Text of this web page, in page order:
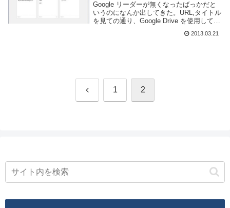
Google リーダーが無くなったばっかだと
いうのになんか出してきた。URL,タイトル
を見ての通り、Google Drive を使用してい
るようだ。Google Drive 経由で同期するオ
ンラインメモ帳といった認識で良いのだろ
2013.03.21
前 1 2